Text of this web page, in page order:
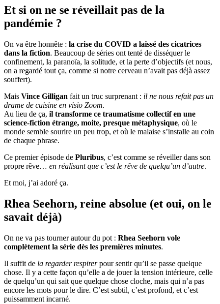
Et si on ne se réveillait pas de la
pandémie ?
On va être honnête : la crise du COVID a laissé des cicatrices
dans la fiction. Beaucoup de séries ont tenté de disséquer le
confinement, la paranoïa, la solitude, et la perte d’objectifs (et nous,
on a regardé tout ça, comme si notre cerveau n’avait pas déjà assez
souffert).
Mais Vince Gilligan fait un truc surprenant : il ne nous refait pas un
drame de cuisine en visio Zoom.
Au lieu de ça, il transforme ce traumatisme collectif en une
science-fiction étrange, moite, presque métaphysique, où le
monde semble sourire un peu trop, et où le malaise s’installe au coin
de chaque phrase.
Ce premier épisode de Pluribus, c’est comme se réveiller dans son
propre rêve… en réalisant que c’est le rêve de quelqu’un d’autre.
Et moi, j’ai adoré ça.
Rhea Seehorn, reine absolue (et oui, on le
savait déjà)
On ne va pas tourner autour du pot : Rhea Seehorn vole
complètement la série dès les premières minutes.
Il suffit de la regarder respirerpour sentir qu’il se passe quelque
chose. Il y a cette façon qu’elle a de jouer la tension intérieure, celle
de quelqu’un qui sait que quelque chose cloche, mais qui n’a pas
encore les mots pour le dire. C’est subtil, c’est profond, et c’est
puissamment incarné.